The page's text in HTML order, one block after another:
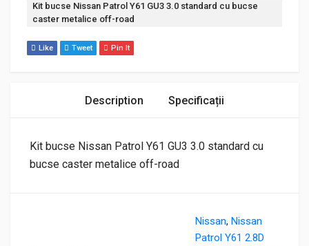
Etichetă:
Kit bucse Nissan Patrol Y61 GU3 3.0 standard cu bucse
caster metalice off-road
Like Tweet Pin It
Description Specificații
Kit bucse Nissan Patrol Y61 GU3 3.0 standard cu
bucse caster metalice off-road
Nissan, Nissan
Patrol Y61 2.8D